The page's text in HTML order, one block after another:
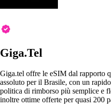
Giga.Tel
Giga.tel offre le eSIM dal rapporto
assoluto per il Brasile, con un
politica di rimborso più semplice e
inoltre ottime offerte per quasi 200